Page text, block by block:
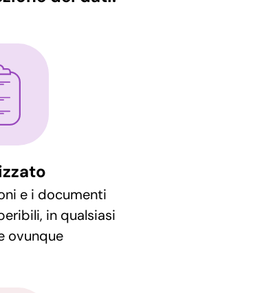
e i documenti
in qualsiasi
ovunque